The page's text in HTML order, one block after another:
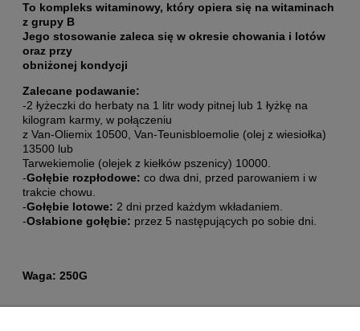
To kompleks witaminowy, który opiera się na witaminach
z grupy B
Jego stosowanie zaleca się w okresie chowania i lotów
oraz przy
obniżonej kondycji
Zalecane podawanie:
-2 łyżeczki do herbaty na 1 litr wody pitnej lub 1 łyżkę na
kilogram karmy, w połączeniu
z Van-Oliemix 10500, Van-Teunisbloemolie (olej z wiesiołka)
13500 lub
Tarwekiemolie (olejek z kiełków pszenicy) 10000.
-Gołębie rozpłodowe: co dwa dni, przed parowaniem i w
trakcie chowu.
-Gołębie lotowe: 2 dni przed każdym wkładaniem.
-Osłabione gołębie: przez 5 następujących po sobie dni.
Waga: 250G